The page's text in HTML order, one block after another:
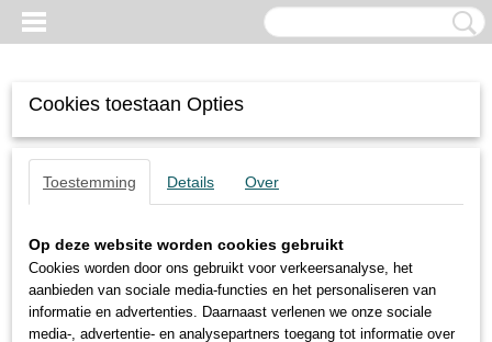
Cookies toestaan Opties
Toestemming Details Over
Op deze website worden cookies gebruikt
Cookies worden door ons gebruikt voor verkeersanalyse, het
aanbieden van sociale media-functies en het personaliseren van
informatie en advertenties. Daarnaast verlenen we onze sociale
media-, advertentie- en analysepartners toegang tot informatie over